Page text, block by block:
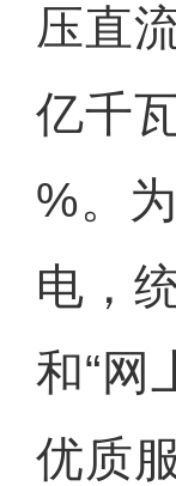
压直
亿千
%。
电，
和“网
优质